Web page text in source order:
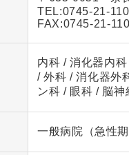
TEL:0745-21-
FAX:0745-21-
内科 / 消化器内
/ 外科 / 消化器外
ン科 / 眼科 / 脳神
一般病院（急性期